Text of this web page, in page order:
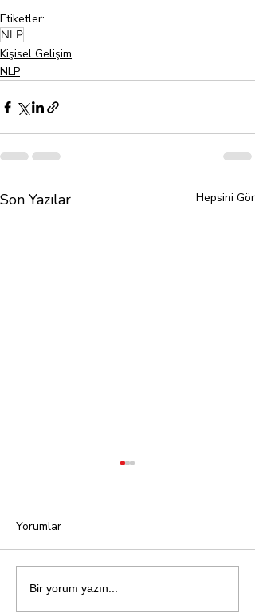
Etiketler:
NLP
Kişisel Gelişim
NLP
Son Yazılar Hepsini Gör
Affetmek
Yorumlar
Bir yorum yazın...